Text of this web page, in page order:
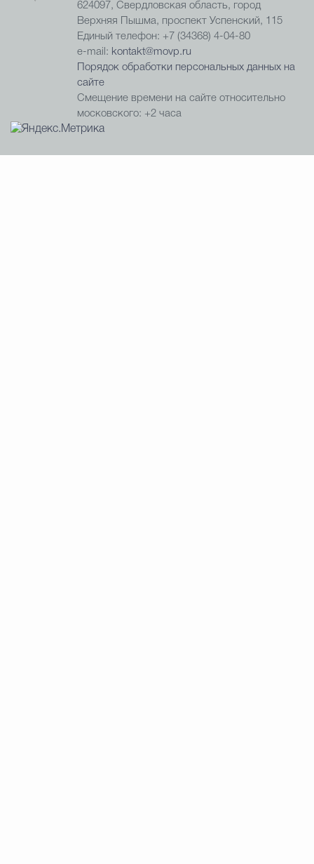
624097, Свердловская область, город
Верхняя Пышма, проспект Успенский, 115
Единый телефон: +7 (34368) 4-04-80
e-mail: kontakt@movp.ru
Порядок обработки персональных данных на
сайте
Смещение времени на сайте относительно
московского: +2 часа